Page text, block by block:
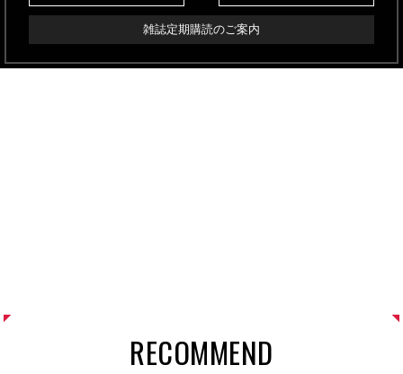
雑誌定期購読のご案内
RECOMMEND